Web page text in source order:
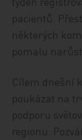
pacientů.
některých
pomalu
Cílem dnešní
poukázat na
podporu
regionu.